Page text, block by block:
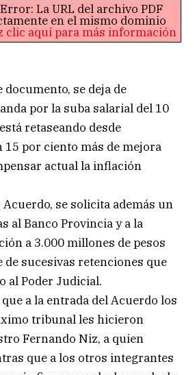
La URL del archivo PDF
en el mismo dominio
clic aquí para más información
se deja de
por la suba salarial del 10
retaseando desde
15 por ciento más de mejora
actual la inflación
se solicita además un
al Banco Provincia y a la
a 3.000 millones de pesos
sucesivas retenciones que
al Poder Judicial.
a la entrada del Acuerdo los
tribunal les hicieron
Fernando Niz, a quien
que a los otros integrantes